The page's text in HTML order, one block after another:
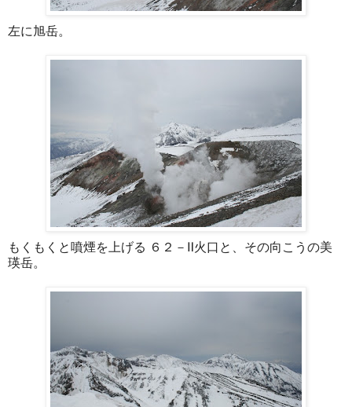
左に旭岳。
もくもくと噴煙を上げる ６２－Ⅱ火口と、その向こうの美
瑛岳。